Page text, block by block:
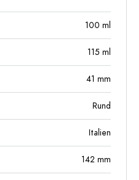
100 ml
115 ml
41 mm
Rund
Italien
142 mm